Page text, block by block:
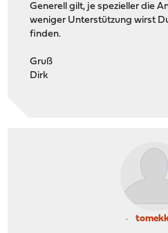
Generell gilt, je spezieller die
weniger Unterstützung wirst
finden.
Gruß
Dirk